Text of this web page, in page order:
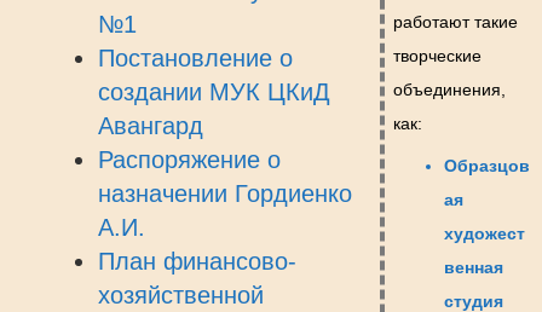
№1
Постановление о
создании МУК ЦКиД
Авангард
Распоряжение о
назначении Гордиенко
А.И.
План финансово-
хозяйственной
работают такие
творческие
объединения,
как:
Образцов
ая
художест
венная
студия